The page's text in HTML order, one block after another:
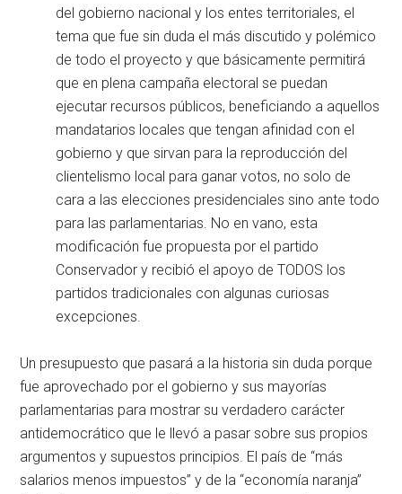
del gobierno nacional y los entes territoriales, el
tema que fue sin duda el más discutido y polémico
de todo el proyecto y que básicamente permitirá
que en plena campaña electoral se puedan
ejecutar recursos públicos, beneficiando a aquellos
mandatarios locales que tengan afinidad con el
gobierno y que sirvan para la reproducción del
clientelismo local para ganar votos, no solo de
cara a las elecciones presidenciales sino ante todo
para las parlamentarias. No en vano, esta
modificación fue propuesta por el partido
Conservador y recibió el apoyo de TODOS los
partidos tradicionales con algunas curiosas
excepciones.
Un presupuesto que pasará a la historia sin duda porque
fue aprovechado por el gobierno y sus mayorías
parlamentarias para mostrar su verdadero carácter
antidemocrático que le llevó a pasar sobre sus propios
argumentos y supuestos principios. El país de “más
salarios menos impuestos” y de la “economía naranja”